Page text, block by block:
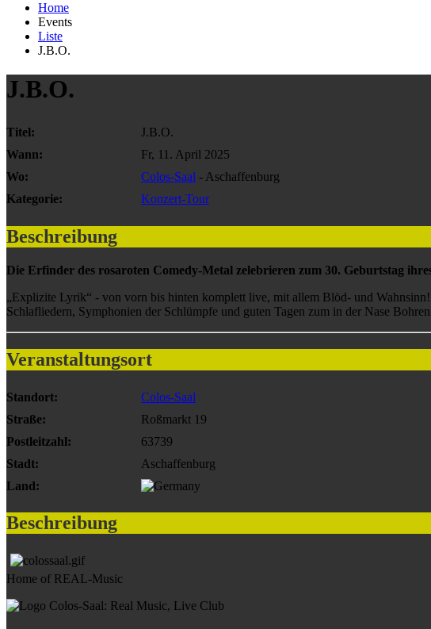
Home
Events
Liste
J.B.O.
J.B.O.
Titel:
J.B.O.
Wann:
Fr, 11. April 2025
Wo:
Colos-Saal - Aschaffenburg
Kategorie:
Konzert-Tour
Beschreibung
Die Erfinder des rosaroten Comedy-Metal zelebrieren zum 30. Geburtstag
„Explizite Lyrik“ - von vorn bis hinten komplett live, mit allem Blöd- und
Schlafliedern, Symphonien der Schlümpfe und guten Tagen zum in der Nase
Veranstaltungsort
Standort:
Colos-Saal
Straße:
Roßmarkt 19
Postleitzahl:
63739
Stadt:
Aschaffenburg
Land:
Beschreibung
Home of REAL-Music